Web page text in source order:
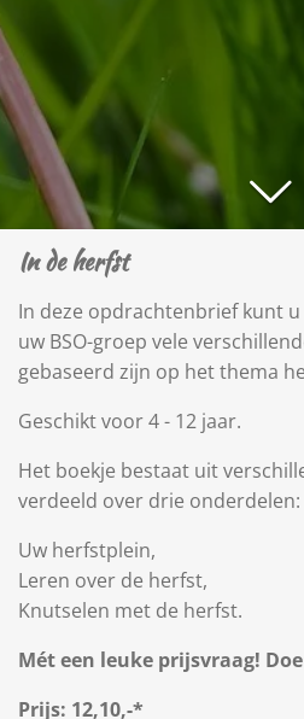
In de herfst
In deze opdrachtenbrief kunt
uw BSO-groep vele
gebaseerd zijn op het thema
Geschikt voor 4 - 12 jaar.
Het boekje bestaat uit
verdeeld over drie onderdelen:
Uw herfstplein,
Leren over de herfst,
Knutselen met de herfst.
Mét een leuke prijsvraag!
Prijs: 12,10,-*